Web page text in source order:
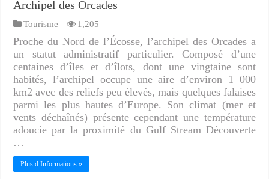
Archipel des Orcades
Tourisme 1,205
Proche du Nord de l’Écosse, l’archipel des Orcades a
un statut administratif particulier. Composé d’une
centaines d’îles et d’îlots, dont une vingtaine sont
habités, l’archipel occupe une aire d’environ 1 000
km2 avec des reliefs peu élevés, mais quelques falaises
parmi les plus hautes d’Europe. Son climat (mer et
vents déchaînés) présente cependant une température
adoucie par la proximité du Gulf Stream Découverte
…
Plus d Informations »